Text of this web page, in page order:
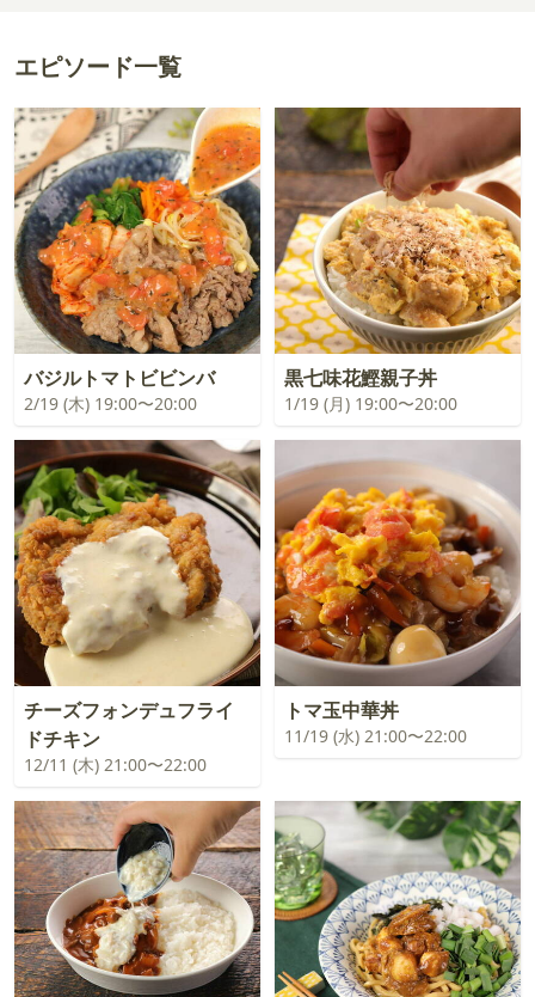
エピソード一覧
バジルトマトビビンバ
2/19 (木) 19:00〜20:00
黒七味花鰹親子丼
1/19 (月) 19:00〜20:00
チーズフォンデュフライ
ドチキン
12/11 (木) 21:00〜22:00
トマ玉中華丼
11/19 (水) 21:00〜22:00